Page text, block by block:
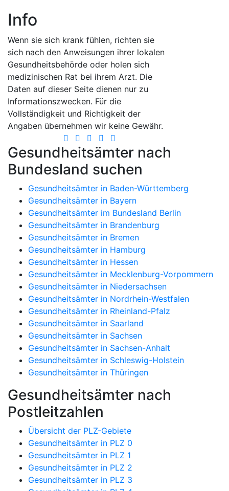
Info
Wenn sie sich krank fühlen, richten sie
sich nach den Anweisungen ihrer lokalen
Gesundheitsbehörde oder holen sich
medizinischen Rat bei ihrem Arzt. Die
Daten auf dieser Seite dienen nur zu
Informationszwecken. Für die
Vollständigkeit und Richtigkeit der
Angaben übernehmen wir keine Gewähr.
Gesundheitsämter nach
Bundesland suchen
Gesundheitsämter in Baden-Württemberg
Gesundheitsämter in Bayern
Gesundheitsämter im Bundesland Berlin
Gesundheitsämter in Brandenburg
Gesundheitsämter in Bremen
Gesundheitsämter in Hamburg
Gesundheitsämter in Hessen
Gesundheitsämter in Mecklenburg-Vorpommern
Gesundheitsämter in Niedersachsen
Gesundheitsämter in Nordrhein-Westfalen
Gesundheitsämter in Rheinland-Pfalz
Gesundheitsämter in Saarland
Gesundheitsämter in Sachsen
Gesundheitsämter in Sachsen-Anhalt
Gesundheitsämter in Schleswig-Holstein
Gesundheitsämter in Thüringen
Gesundheitsämter nach
Postleitzahlen
Übersicht der PLZ-Gebiete
Gesundheitsämter in PLZ 0
Gesundheitsämter in PLZ 1
Gesundheitsämter in PLZ 2
Gesundheitsämter in PLZ 3